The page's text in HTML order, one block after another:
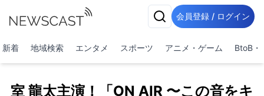
会員登録 / ログイン
新着 地域検索 エンタメ スポーツ アニメ・ゲーム BtoB・
室 龍太主演！「ON AIR 〜この音をキ